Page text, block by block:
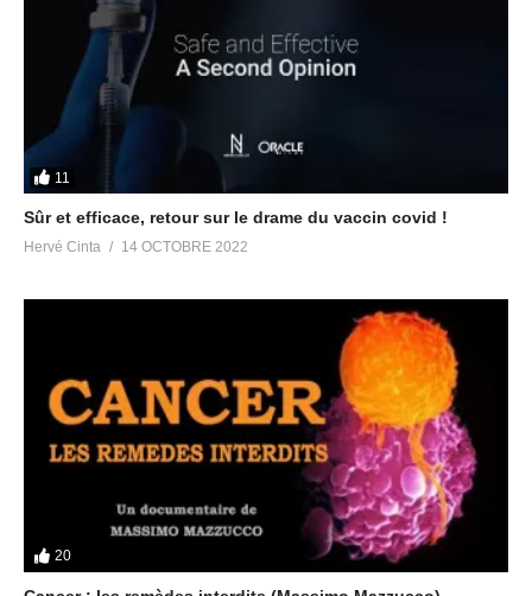
11
Sûr et efficace, retour sur le drame du vaccin covid !
Hervé Cinta 14 OCTOBRE 2022
20